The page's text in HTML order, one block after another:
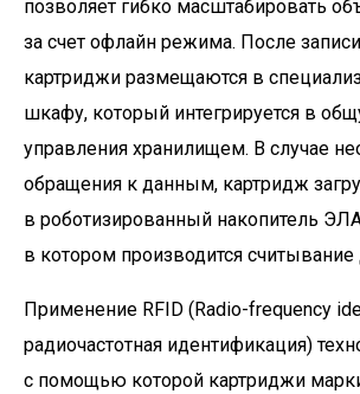
позволяет гибко масштабировать
за счет офлайн режима. После
картриджи размещаются в
шкафу, который интегрируется в
управления хранилищем. В случае
обращения к данным, картридж
в роботизированный накопитель
в котором производится
Применение RFID (Radio-frequency
радиочастотная идентификация)
с помощью которой картриджи